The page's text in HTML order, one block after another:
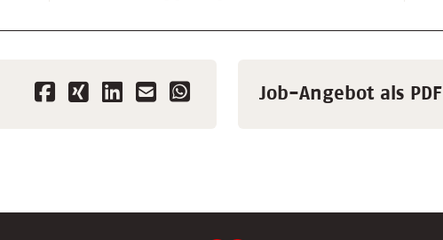
Job-Angebot als PDF